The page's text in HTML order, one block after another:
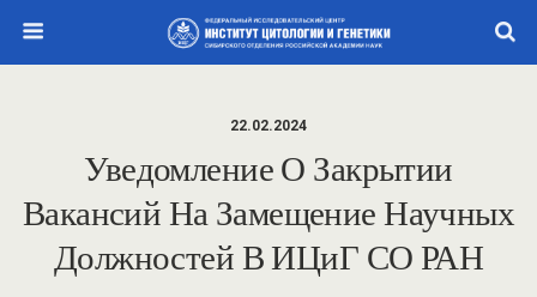
22.02.2024
Уведомление О Закрытии
Вакансий На Замещение Научных
Должностей В ИЦиГ СО РАН